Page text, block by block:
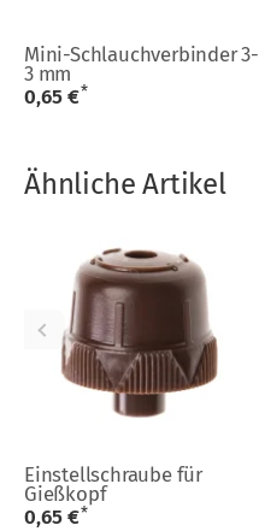
Mini-Schlauchverbinder 3-
3 mm
0,65 €*
Ähnliche Artikel
Einstellschraube für
Gießkopf
0,65 €*